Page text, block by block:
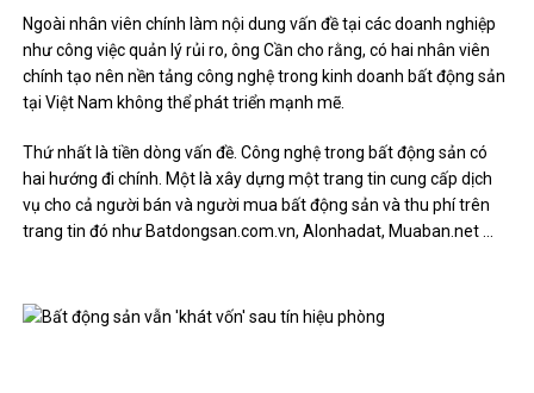
Ngoài nhân viên chính làm nội dung vấn đề tại các doanh nghiệp
như công việc quản lý rủi ro, ông Cần cho rằng, có hai nhân viên
chính tạo nên nền tảng công nghệ trong kinh doanh bất động sản
tại Việt Nam không thể phát triển mạnh mẽ.
Thứ nhất là tiền dòng vấn đề. Công nghệ trong bất động sản có
hai hướng đi chính. Một là xây dựng một trang tin cung cấp dịch
vụ cho cả người bán và người mua bất động sản và thu phí trên
trang tin đó như Batdongsan.com.vn, Alonhadat, Muaban.net …